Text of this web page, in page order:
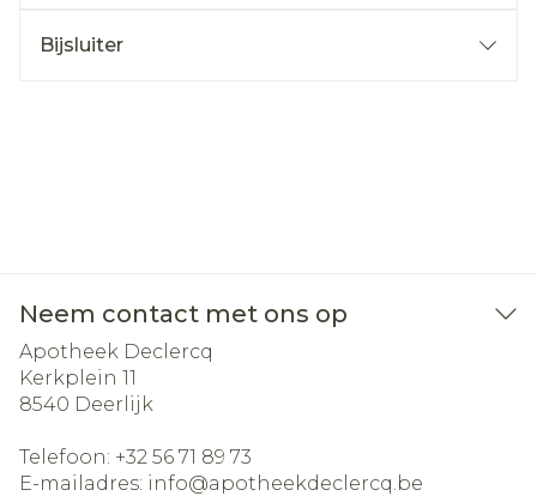
Bijsluiter
Neem contact met ons op
Apotheek Declercq
Kerkplein 11
8540 Deerlijk
Telefoon: +32 56 71 89 73
E-mailadres: info@apotheekdeclercq.be